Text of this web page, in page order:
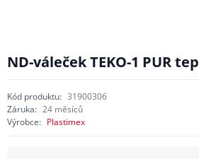
ND-váleček TEKO-1 PUR
Kód produktu: 31900306
Záruka: 24 měsíců
Výrobce: Plastimex